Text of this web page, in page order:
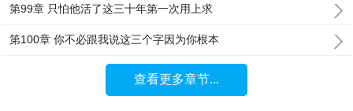
第99章 只怕他活了这三十年第一次用上求
第100章 你不必跟我说这三个字因为你根本
查看更多章节...